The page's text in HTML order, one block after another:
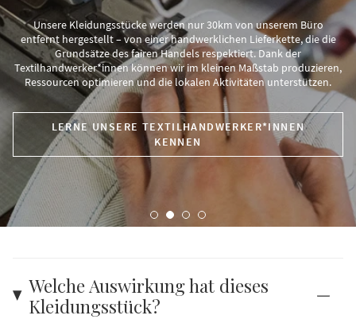
Unsere Kleidungsstücke werden nur 30km von unserem Büro
entfernt hergestellt – von einer handwerklichen Lieferkette, die die
Grundsätze des fairen Handels respektiert. Dank der
Textilhandwerker*innen können wir im kleinen Maßstab produzieren,
Ressourcen optimieren und die lokalen Aktivitäten unterstützen.
LERNE UNSERE TEXTILHANDWERKER*INNEN
KENNEN
Welche Auswirkung hat dieses
Kleidungsstück?